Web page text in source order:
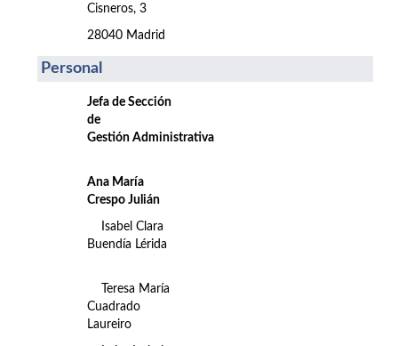
Cisneros, 3
28040 Madrid
Personal
Jefa de Sección
de
Gestión Administrativa
Ana María
Crespo Julián
Isabel Clara
Buendía Lérida
Teresa María
Cuadrado
Laureiro